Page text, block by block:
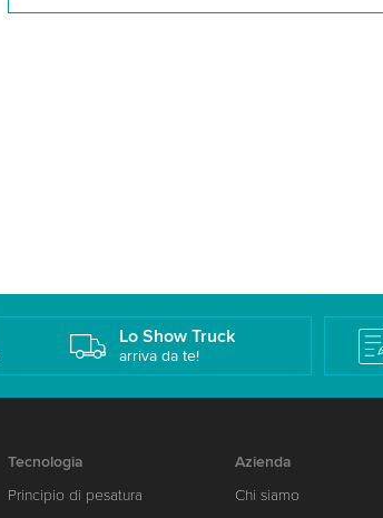
Lo Show Truck
arriva da te!
Tecnologia
Principio di pesatura
Azienda
Chi siamo